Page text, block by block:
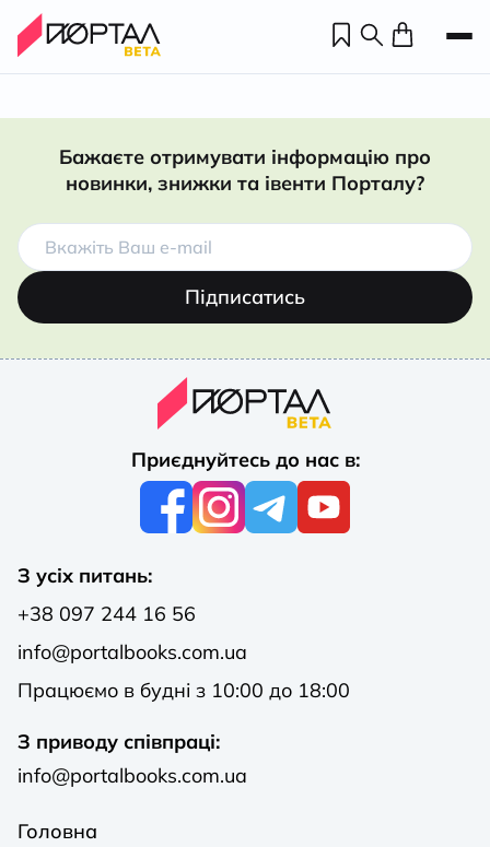
Бажаєте отримувати інформацію про
новинки, знижки та івенти Порталу?
Підписатись
Приєднуйтесь до нас в:
З усіх питань:
+38 097 244 16 56
info@portalbooks.com.ua
Працюємо в будні з 10:00 до 18:00
З приводу співпраці:
info@portalbooks.com.ua
Головна